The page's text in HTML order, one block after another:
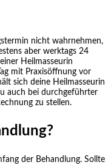
nicht wahrnehmen,
aber werktags 24
Heilmasseurin
mit Praxisöffnung vor
sich deine Heilmasseurin
auch bei durchgeführter
zu stellen.
der Behandlung. Sollte